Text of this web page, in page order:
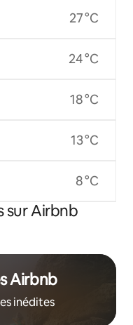
27 °C
24 °C
18 °C
13 °C
8 °C
sur Airbnb
Airbnb
inédites